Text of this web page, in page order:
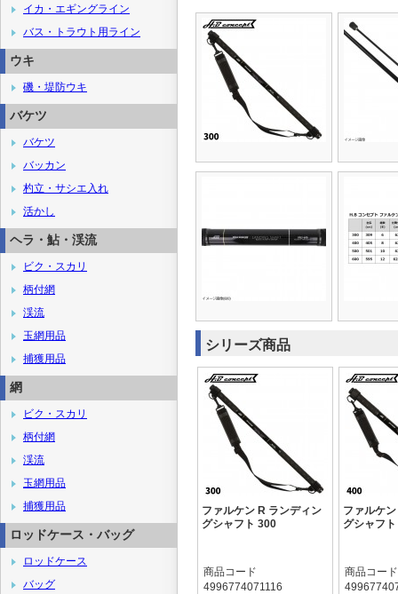
シリーズ商品
ファルケン R ランディン
グシャフト 300
商品コード
4996774071116
ファルケ
グシャフ
商品コード
イカ・エギングライン
バス・トラウト用ライン
ウキ
磯・堤防ウキ
バケツ
バケツ
バッカン
杓立・サシエ入れ
活かし
ヘラ・鮎・渓流
ビク・スカリ
柄付網
渓流
玉網用品
捕獲用品
網
ビク・スカリ
柄付網
渓流
玉網用品
捕獲用品
ロッドケース・バッグ
ロッドケース
バッグ